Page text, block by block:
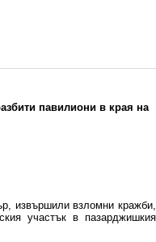
павилиони в края на
извършили взломни кражби,
участък в пазарджишкия